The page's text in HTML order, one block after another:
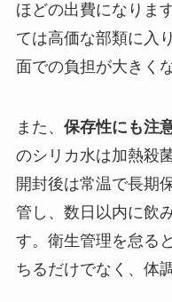
ほどの出費になりま
ては高価な部類に入
面での負担が大きく
また、 保存性にも注
のシリカ水は加熱殺
開封後は常温で長期
管し、数日以内に飲
す。衛生管理を怠る
ちるだけでなく、体